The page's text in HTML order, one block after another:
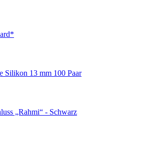
Silikon 13 mm 100 Paar
„Rahmi“ - Schwarz